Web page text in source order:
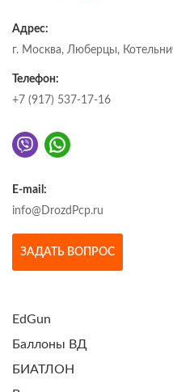
Адрес:
г. Москва, Люберцы,
Телефон:
+7 (917) 537-17-16
E-mail:
info@DrozdPcp.ru
ЗАДАТЬ ВОПРОС
EdGun
Баллоны ВД
БИАТЛОН